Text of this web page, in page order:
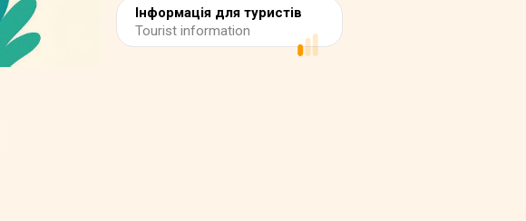
Інформація для туристів
Tourist information